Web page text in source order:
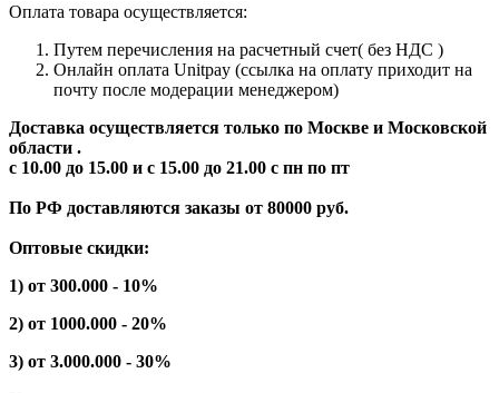
Оплата товара осуществляется:
Путем перечисления на расчетный счет( без НДС )
Онлайн оплата Unitpay (ссылка на оплату приходит на
почту после модерации менеджером)
Доставка осуществляется только по Москве и Московской
области .
с 10.00 до 15.00 и с 15.00 до 21.00 с пн по пт
По РФ доставляются заказы от 80000 руб.
Оптовые скидки:
1) от 300.000 - 10%
2) от 1000.000 - 20%
3) от 3.000.000 - 30%